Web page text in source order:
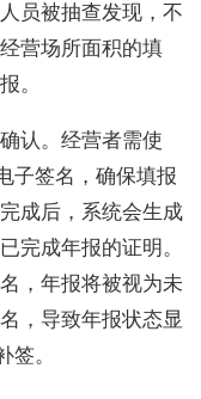
员被抽查发现，不
营场所面积的填
。
认。经营者需使
子签名，确保填报
成后，系统会生成
完成年报的证明。
，年报将被视为未
，导致年报状态显
。